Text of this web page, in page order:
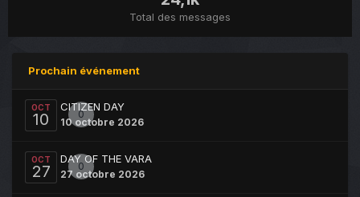
Total des messages
Prochain événement
OCT
10 0
CITIZEN DAY
10 octobre 2026
OCT
27 0
DAY OF THE VARA
27 octobre 2026